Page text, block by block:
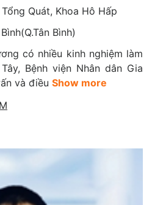
Quát, Khoa Hô Hấp
Bình)
có nhiều kinh nghiệm làm
Bệnh viện Nhân dân Gia
và điều Show more